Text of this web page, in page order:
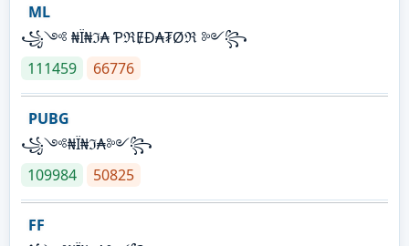
ML
꧁༺ ₦Ї₦ℑ₳ ƤℜɆĐ₳₮Øℜ ༻꧂
111459
66776
PUBG
꧁༺₦Ї₦ℑ₳༻꧂
109984
50825
FF